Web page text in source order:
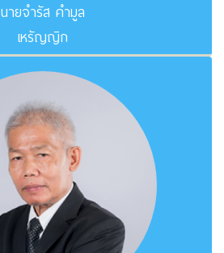
นายจำรัส คำมูล
เหรัญญิก